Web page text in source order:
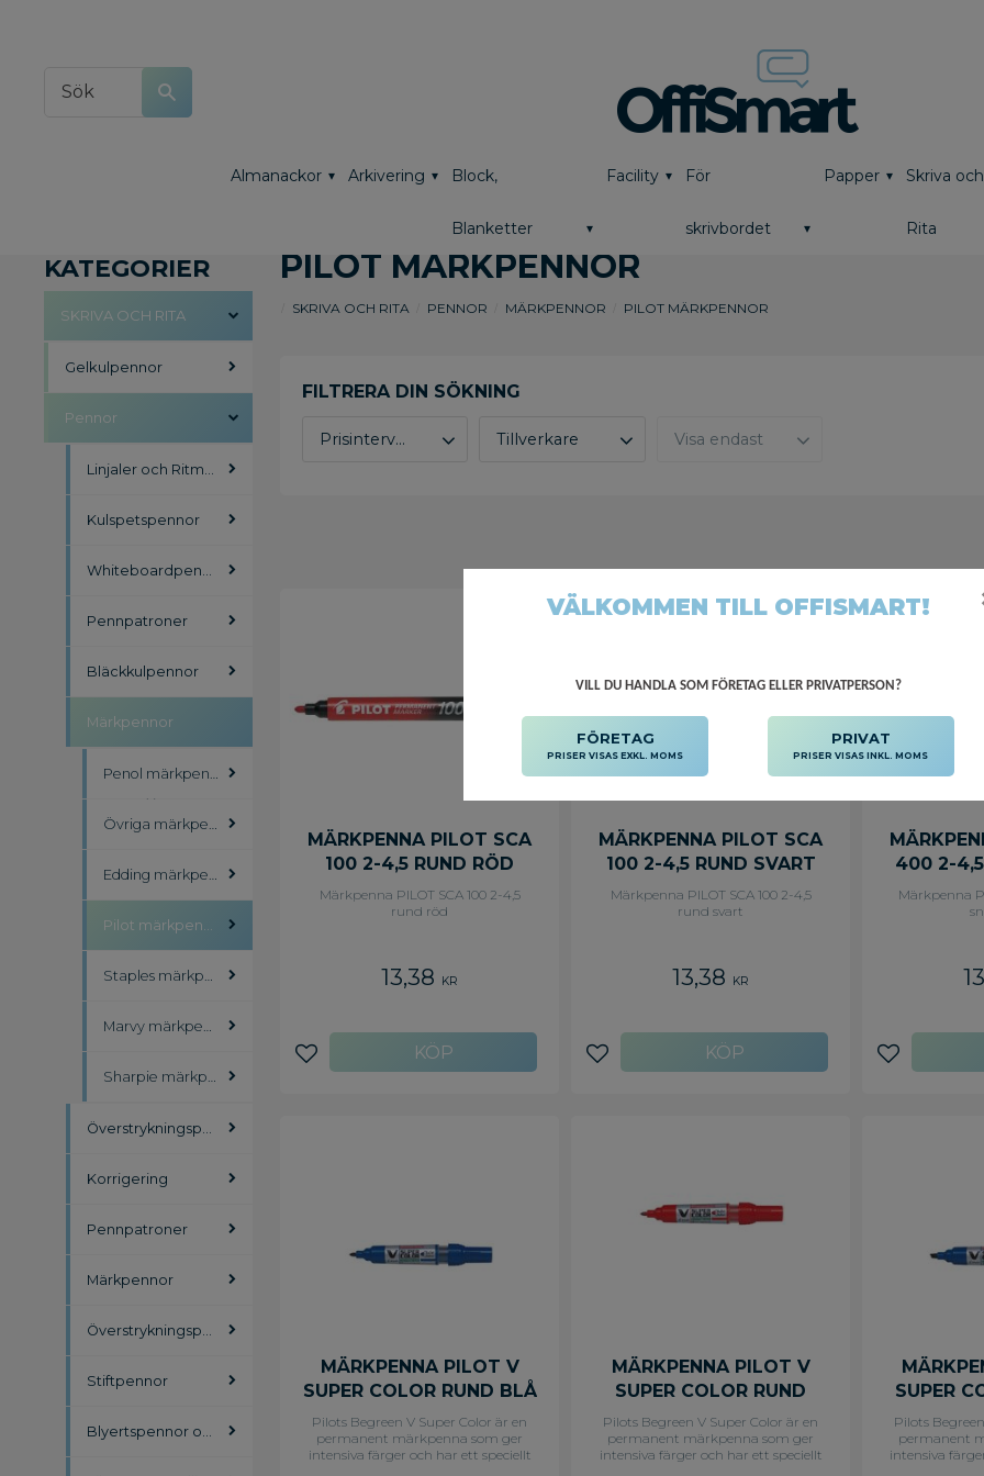
Almanackor Arkivering Block,
Blanketter
Facility För
skrivbordet
Papper Skriva och
Rita
PILOT MÄRKPENNOR
SKRIVA OCH RITA PENNOR MÄRKPENNOR PILOT MÄRKPENNOR
Prisintervall Tillverkare Visa endast
MÄRKPENNA PILOT SCA
100 2-4,5 RUND RÖD
Märkpenna PILOT SCA 100 2-4,5
rund röd
13,38 KR
Lägg till i favoriter
MÄRKPENNA PILOT SCA
100 2-4,5 RUND SVART
Märkpenna PILOT SCA 100 2-4,5
rund svart
13,38 KR
Lägg till i favoriter
400 2-4,5
Märkpenna
Lägg till i
MÄRKPENNA PILOT V
SUPER COLOR RUND BLÅ
Pilots Begreen V Super Color är en
permanent märkpenna som ger
intensiva färger och har ett speciellt
MÄRKPENNA PILOT V
SUPER COLOR RUND
RÖD
Pilots Begreen V Super Color är en
permanent märkpenna som ger
intensiva färger och har ett speciellt
SUPER
Pilots
permanent
intensiva
KATEGORIER
SKRIVA OCH RITA
Gelkulpennor
Pennor
Linjaler och Ritmateriel
Kulspetspennor
Whiteboardpennor
Pennpatroner
Bläckkulpennor
Märkpennor
Penol märkpennor
Övriga märkpennor
Edding märkpennor
Pilot märkpennor
Staples märkpennor
Marvy märkpennor
Sharpie märkpennor
Överstrykningspennor
Korrigering
Pennpatroner
Märkpennor
Överstrykningspennor
Stiftpennor
Blyertspennor och tillbehör
VÄLKOMMEN TILL OFFISMART!
VILL DU HANDLA SOM FÖRETAG ELLER PRIVATPERSON?
FÖRETAG
PRISER VISAS EXKL. MOMS
PRIVAT
PRISER VISAS INKL. MOMS